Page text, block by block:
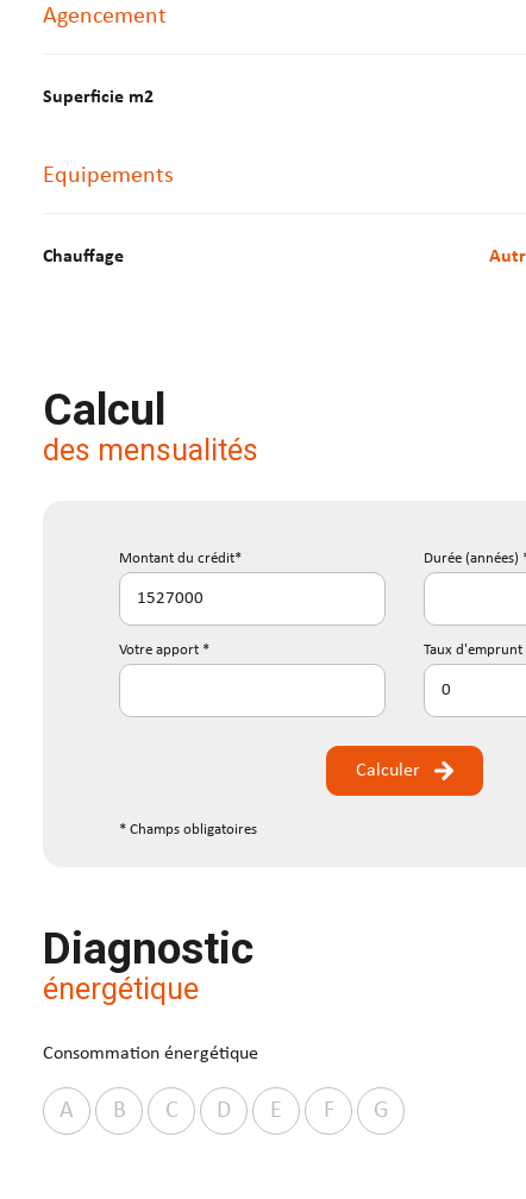
Agencement
Superficie m2
Equipements
Chauffage
Calcul
des mensualités
Montant du crédit* Durée (années)
Votre apport * Taux d'emprunt
Calculer
* Champs obligatoires
Diagnostic
énergétique
Consommation énergétique
A B C D E F G